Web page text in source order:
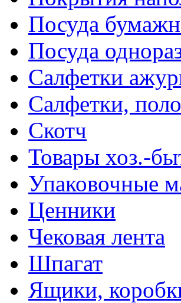
Посуда
Посуда
Салфетки
Салфетки,
Скотч
Товары хоз.-
Упаковочные
Ценники
Чековая лента
Шпагат
Ящики,